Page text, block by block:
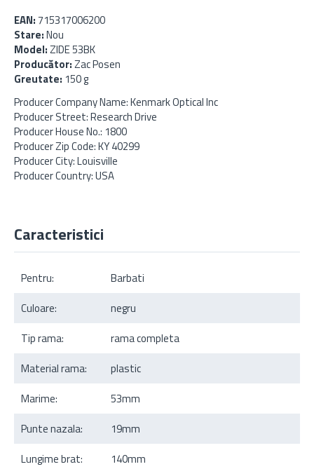
EAN:715317006200
Stare:Nou
Model:ZIDE 53BK
Producător:Zac Posen
Greutate: 150 g
Producer Company Name: Kenmark Optical Inc
Producer Street: Research Drive
Producer House No.: 1800
Producer Zip Code: KY 40299
Producer City: Louisville
Producer Country: USA
Caracteristici
Pentru:
Barbati
Culoare:
negru
Tip rama:
rama completa
Material rama:
plastic
Marime:
53mm
Punte nazala:
19mm
Lungime brat:
140mm